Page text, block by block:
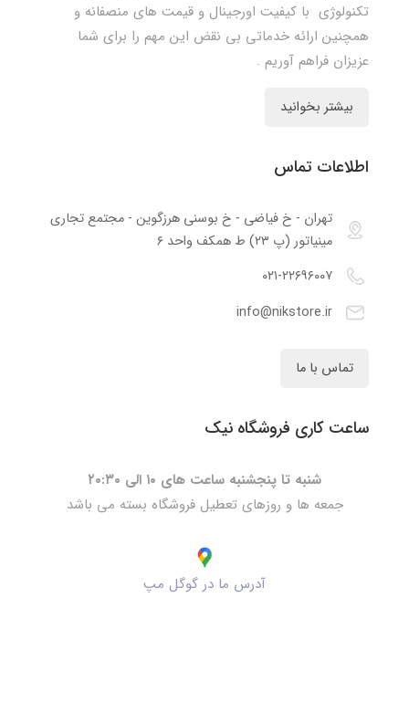
تکنولوژی با کیفیت اورجینال و قیمت های منصفانه و
همچنین ارائه خدماتی بی نقض این مهم را برای شما
عزیزان فراهم آوریم .
بیشتر بخوانید
اطلاعات تماس
تهران - خ فیاضی - خ بوسنی هرزگوین - مجتمع تجاری
مینیاتور (پ ۲۳) ط همکف واحد ۶
۰۲۱-۲۲۶۹۶۰۰۷
info@nikstore.ir
تماس با ما
ساعت کاری فروشگاه نیک
شنبه تا پنجشنبه ساعت های ۱۰ الی ۲۰:۳۰
جمعه ها و روزهای تعطیل فروشگاه بسته می باشد
آدرس ما در گوگل مپ